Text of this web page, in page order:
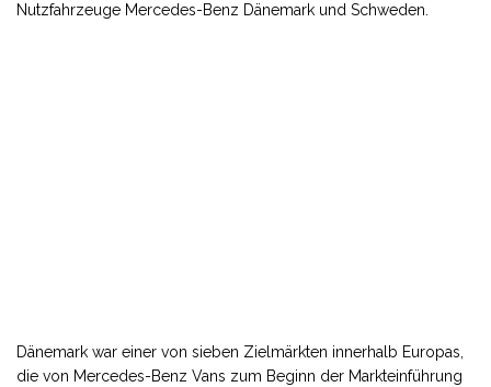
Nutzfahrzeuge Mercedes-Benz Dänemark und Schweden.
Dänemark war einer von sieben Zielmärkten innerhalb Europas,
die von Mercedes-Benz Vans zum Beginn der Markteinführung